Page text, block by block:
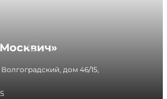
дом 46/15,